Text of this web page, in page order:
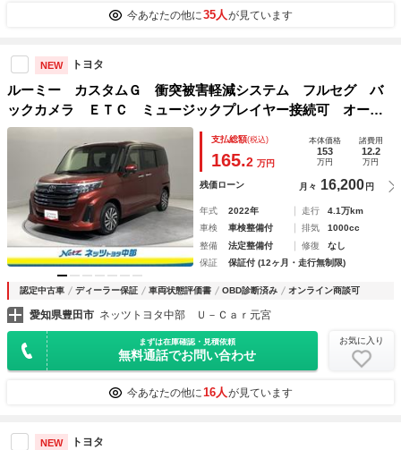
今あなたの他に35人が見ています
NEW トヨタ
ルーミー カスタムＧ 衝突被害軽減システム フルセグ バ
ックカメラ ＥＴＣ ミュージックプレイヤー接続可 オート
クルーズコントロール ＬＥＤヘッドランプ 両側電動スライ
ド スマートキー キーレス アイドリングストップ
支払総額(税込)
165.2 万円
本体価格
153
万円
諸費用
12.2
万円
残価ローン 月々 16,200 円
年式 2022年 走行
4.1万km
車検
車検整備付 排気
1000cc
整備
法定整備付 修復
なし
保証
保証付 (12ヶ月・走行無制限)
認定中古車 ディーラー保証 車両状態評価書 OBD診断済み オンライン商談可
愛知県豊田市 ネッツトヨタ中部 Ｕ－Ｃａｒ元宮
まずは在庫確認・見積依頼
無料通話でお問い合わせ
お気に入り
今あなたの他に16人が見ています
NEW トヨタ